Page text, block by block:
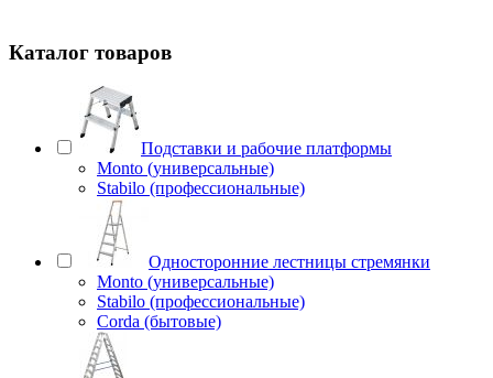
Каталог товаров
Подставки и рабочие платформы
Monto (универсальные)
Stabilo (профессиональные)
Односторонние лестницы стремянки
Monto (универсальные)
Stabilo (профессиональные)
Corda (бытовые)